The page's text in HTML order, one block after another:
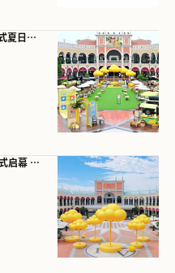
成都FV佛罗伦萨小镇“柠檬派对” 以意式夏日漫游，焕新城市消费场景
FV佛罗伦萨小镇2026“夏日活力季”正式启幕 七城联动，共筑意式夏日松弛感